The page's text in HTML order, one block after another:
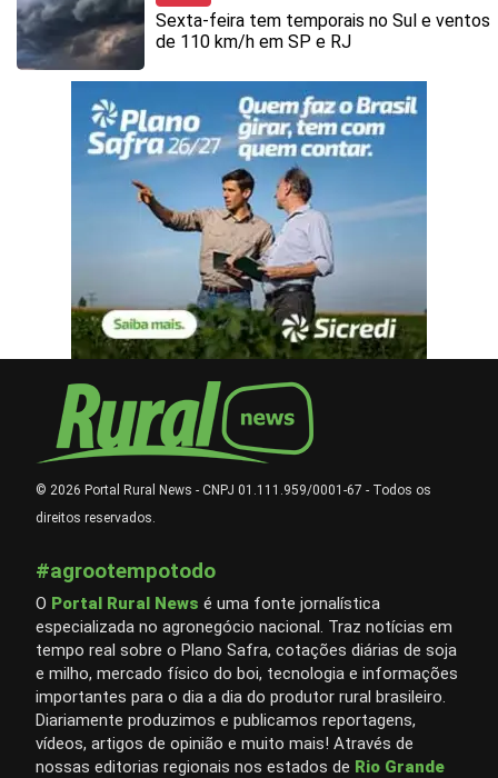
Sexta-feira tem temporais no Sul e ventos
de 110 km/h em SP e RJ
© 2026 Portal Rural News - CNPJ 01.111.959/0001-67 - Todos os
direitos reservados.
#agrootempotodo
O Portal Rural News é uma fonte jornalística
especializada no agronegócio nacional. Traz notícias em
tempo real sobre o Plano Safra, cotações diárias de soja
e milho, mercado físico do boi, tecnologia e informações
importantes para o dia a dia do produtor rural brasileiro.
Diariamente produzimos e publicamos reportagens,
vídeos, artigos de opinião e muito mais! Através de
nossas editorias regionais nos estados de Rio Grande